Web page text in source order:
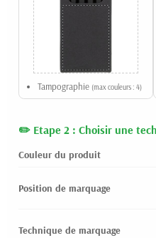
Tampographie (max couleurs : 4)
Etape 2 : Choisir une
Couleur du produit
Position de marquage
Technique de marquage